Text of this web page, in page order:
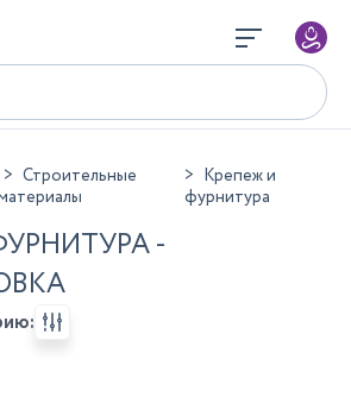
Строительные
Крепеж и
фурнитура
-